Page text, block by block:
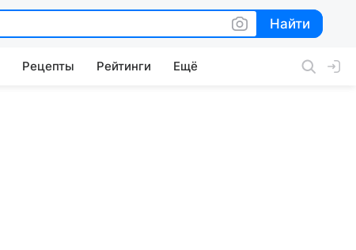
Найти
Найти
Рецепты Рейтинги Ещё